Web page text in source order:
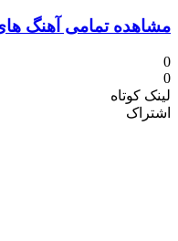
مشاهده تمامی آهنگ های
0
0
لینک کوتاه
اشتراک